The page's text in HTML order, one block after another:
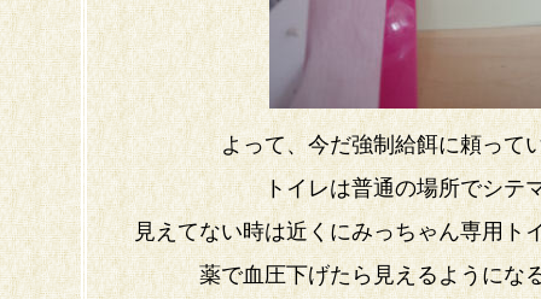
よって、今だ強制給餌に頼って
トイレは普通の場所でシテ
見えてない時は近くにみっちゃん専用ト
薬で血圧下げたら見えるようにな